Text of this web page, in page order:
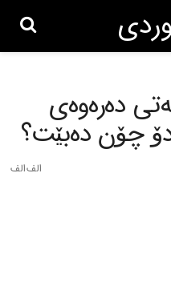
ده‌ره‌وه‌ی
چۆن ده‌بێت؟